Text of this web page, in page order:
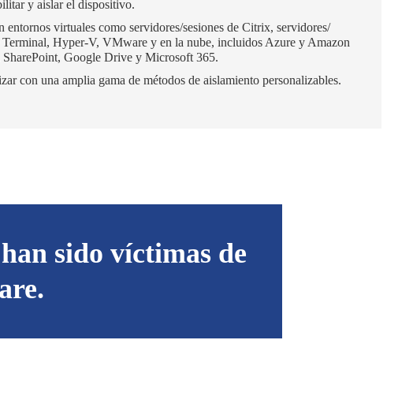
y aislar el dispositivo.
entornos virtuales como servidores/sesiones de Citrix, servidores/
Terminal, Hyper-V, VMware y en la nube, incluidos Azure y Amazon
Google Drive y Microsoft 365.
con una amplia gama de métodos de aislamiento personalizables.
sido víctimas de